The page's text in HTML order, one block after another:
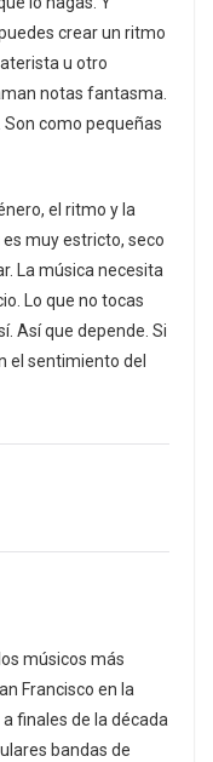
crear un ritmo
u otro
notas fantasma.
como pequeñas
el ritmo y la
muy estricto, seco
La música necesita
Lo que no tocas
Así que depende. Si
el sentimiento del
músicos más
Francisco en la
finales de la década
bandas de